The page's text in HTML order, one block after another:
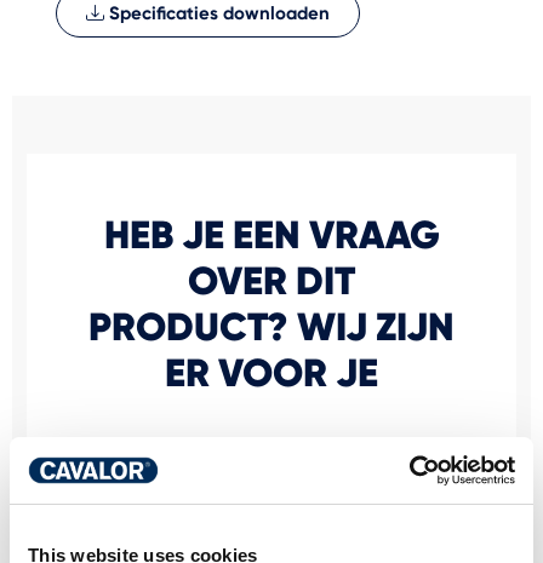
This website uses cookies
Specificaties downloaden
HEB JE EEN VRAAG
OVER DIT
PRODUCT? WIJ ZIJN
ER VOOR JE
Persoonlijk advies
verzorging het beste is voor jouw paard? Vraag